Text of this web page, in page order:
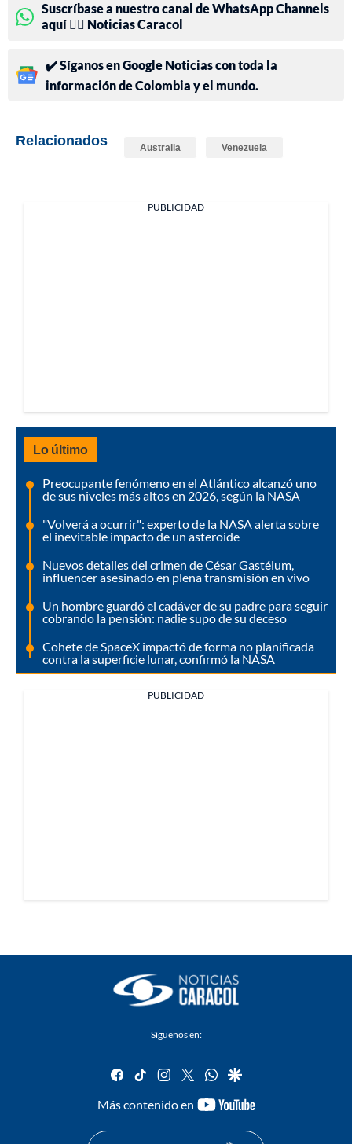
Suscríbase a nuestro canal de WhatsApp Channels
aquí 👉🏻 Noticias Caracol
✔️ Síganos en Google Noticias con toda la
información de Colombia y el mundo.
Relacionados Australia Venezuela
PUBLICIDAD
Lo último
Preocupante fenómeno en el Atlántico alcanzó uno
de sus niveles más altos en 2026, según la NASA
"Volverá a ocurrir": experto de la NASA alerta sobre
el inevitable impacto de un asteroide
Nuevos detalles del crimen de César Gastélum,
influencer asesinado en plena transmisión en vivo
Un hombre guardó el cadáver de su padre para seguir
cobrando la pensión: nadie supo de su deceso
Cohete de SpaceX impactó de forma no planificada
contra la superficie lunar, confirmó la NASA
PUBLICIDAD
Síguenos en:
facebook
tiktok instagram
twitterwhatsapp
google
Más contenido en
youtube-